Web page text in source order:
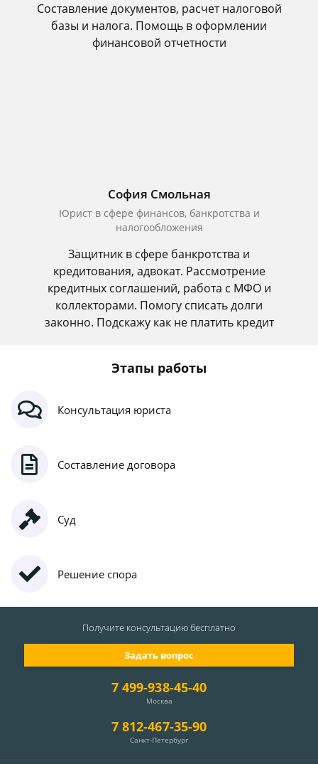
Составление документов, расчет налоговой
базы и налога. Помощь в оформлении
финансовой отчетности
София Смольная
Юрист в сфере финансов, банкротства и
налогообложения
Защитник в сфере банкротства и
кредитования, адвокат. Рассмотрение
кредитных соглашений, работа с МФО и
коллекторами. Помогу списать долги
законно. Подскажу как не платить кредит
Этапы работы
Консультация юриста
Составление договора
Суд
Решение спора
7 499-938-45-40
Москва
7 812-467-35-90
Санкт-Петербург
Задать вопрос
Получите консультациюбесплатно